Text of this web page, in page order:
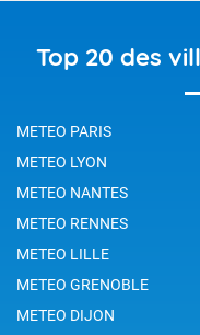
Top 20 des
METEO PARIS
METEO LYON
METEO NANTES
METEO RENNES
METEO LILLE
METEO GRENOBLE
METEO DIJON